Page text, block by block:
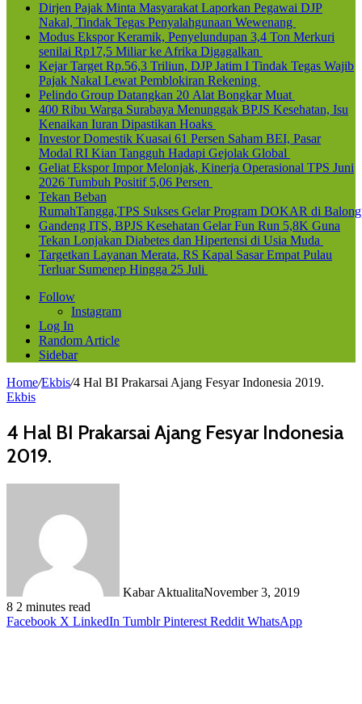
Dirjen Pajak Minta Masyarakat Laporkan Pegawai DJP
Nakal, Tindak Tegas Penyalahgunaan Wewenang
Modus Ekspor Keramik, Penyelundupan 3,4 Ton Merkuri
senilai Rp17,5 Miliar ke Afrika Digagalkan
Kejar Target Rp.56,3 Triliun, DJP Jatim I Tindak Tegas Wajib
Pajak Nakal Lewat Pemblokiran Rekening
Pelindo Group Datangkan 20 Alat Bongkar Muat
400 Ribu Warga Surabaya Menunggak BPJS Kesehatan, Isu
Kenaikan Iuran Dipastikan Hoaks
Investor Domestik Kuasai 61 Persen Saham BEI, Pasar
Modal RI Kian Tangguh Hadapi Gejolak Global
Geliat Ekspor Impor Melonjak, Kinerja Operasional TPS Juni
2026 Tumbuh Positif 5,06 Persen
Tekan Beban
RumahTangga,TPS Sukses Gelar Program DOKAR di
Gandeng ITS, BPJS Kesehatan Gelar Fun Run 5,8K Guna
Tekan Lonjakan Diabetes dan Hipertensi di Usia Muda
Targetkan Layanan Merata, RS Kapal Sasar Empat Pulau
Terluar Sumenep Hingga 25 Juli
Follow
Instagram
Log In
Random Article
Sidebar
Home/Ekbis/4 Hal BI Prakarsai Ajang Fesyar Indonesia 2019.
Ekbis
4 Hal BI Prakarsai Ajang Fesyar Indonesia
2019.
Kabar AktualitaNovember 3, 2019
8 2 minutes read
Facebook X LinkedIn Tumblr Pinterest Reddit WhatsApp